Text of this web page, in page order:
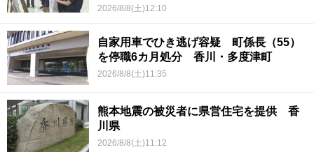
2026/8/8(土)12:10
自家用車でひき逃げ容疑 町係長（55）
を停職6カ月処分 香川・多度津町
2026/8/8(土)11:35
熊本地震の被災者に県営住宅を提供 香
川県
2026/8/8(土)11:12